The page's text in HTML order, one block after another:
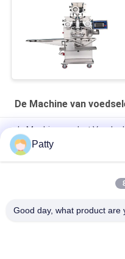
De Machine van
de Machine van het
Maancake
OEM HONGXIN
Drie Vultrechters
Patty
Good day, what product are